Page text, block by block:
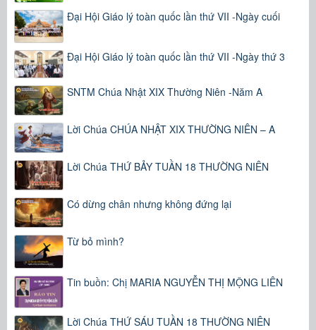
Đại Hội Giáo lý toàn quốc lần thứ VII -Ngày cuối
Đại Hội Giáo lý toàn quốc lần thứ VII -Ngày thứ 3
SNTM Chúa Nhật XIX Thường Niên -Năm A
Lời Chúa CHÚA NHẬT XIX THƯỜNG NIÊN – A
Lời Chúa THỨ BẢY TUẦN 18 THƯỜNG NIÊN
Có dừng chân nhưng không đứng lại
Từ bỏ mình?
Tin buồn: Chị MARIA NGUYỄN THỊ MỘNG LIÊN
Lời Chúa THỨ SÁU TUẦN 18 THƯỜNG NIÊN